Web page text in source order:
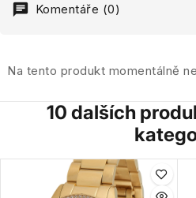
Komentáře (0)
Na tento produkt momentálně
10 dalších